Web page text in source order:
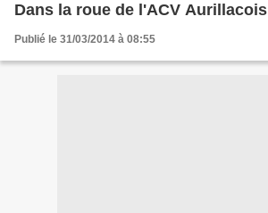
Dans la roue de l'ACV Aurillacois
Publié le 31/03/2014 à 08:55